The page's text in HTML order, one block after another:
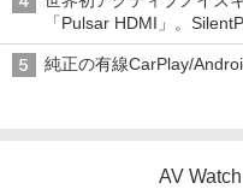
「Pulsar HDMI」。
純正の有線CarPlay/
AV